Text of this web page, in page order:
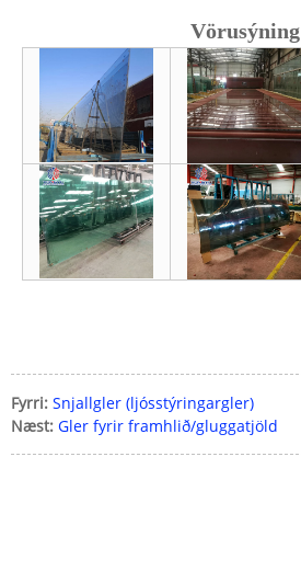
Vörusýning
Fyrri: Snjallgler (ljósstýringargler)
Næst: Gler fyrir framhlið/gluggatjöld